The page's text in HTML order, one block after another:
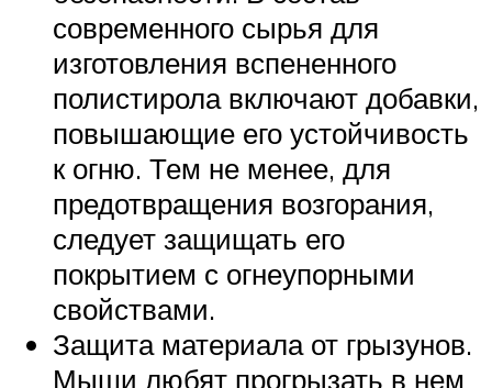
современного сырья для
изготовления вспененного
полистирола включают добавки,
повышающие его устойчивость
к огню. Тем не менее, для
предотвращения возгорания,
следует защищать его
покрытием с огнеупорными
свойствами.
Защита материала от грызунов.
Мыши любят прогрызать в нем